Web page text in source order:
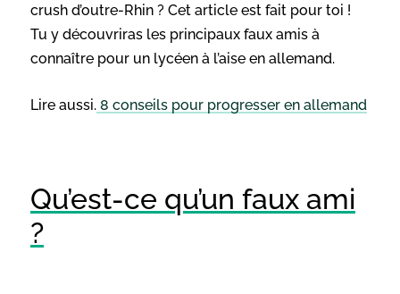
crush d’outre-Rhin ? Cet article est fait pour toi !
Tu y découvriras les principaux faux amis à
connaître pour un lycéen à l’aise en allemand.
Lire aussi. 8 conseils pour progresser en allemand
Qu’est-ce qu’un faux ami
?